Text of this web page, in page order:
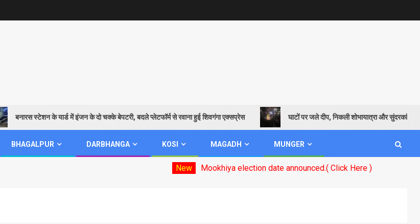
बनारस स्टेशन के यार्ड में इंजन के दो चक्के बेपटरी, बदले प्लेटफॉर्म से रवाना हुई शिवगंगा एक्सप्रेस घाटों पर जले दीप, निकली शोभायात्रा और सुंदरकांड पाठ से
BHAGALPUR DARBHANGA KOSI MAGADH MUNGER
Mookhiya election date announced.( Click Here )